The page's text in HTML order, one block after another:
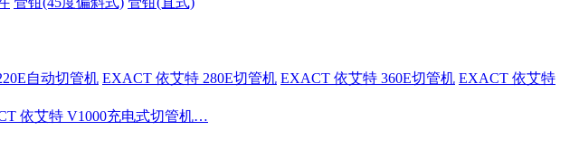
自动切管机 EXACT 依艾特 280E切管机 EXACT 依艾特 360E切管机 EXACT 依艾特
依艾特 V1000充电式切管机…